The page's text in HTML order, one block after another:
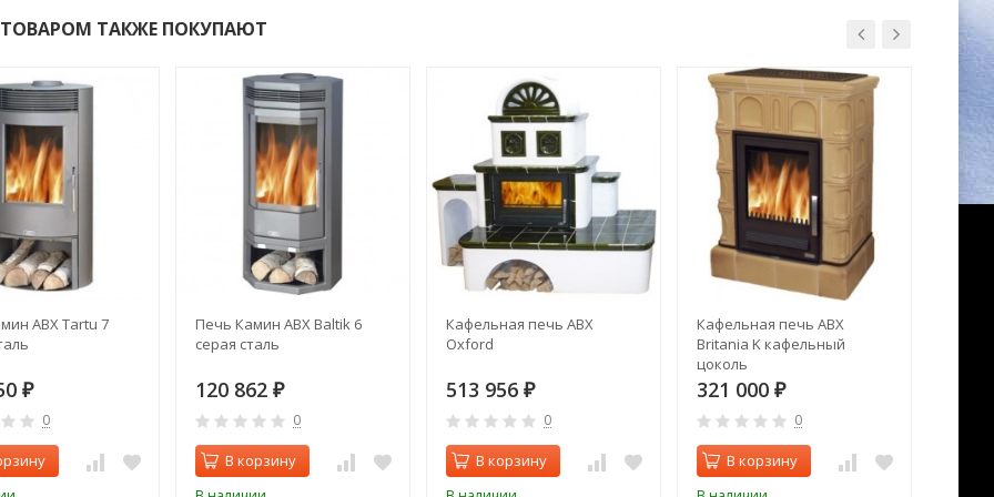
ТАКЖЕ ПОКУПАЮТ
ABX Tartu 7
₽
0
Печь Камин ABX Baltik 6
серая сталь
120 862 ₽
0
В корзину
Кафельная печь ABX
Oxford
513 956 ₽
0
В корзину
Кафельная печь ABX
Britania K кафельный
цоколь
321 000 ₽
0
В корзину